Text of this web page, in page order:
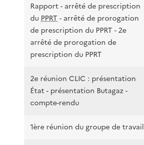
Rapport - arrêté de prescription
duPPRT- arrêté de prorogation
de prescription du PPRT - 2e
arrêté de prorogation de
prescription du PPRT
2e réunion CLIC : présentation
État - présentation Butagaz -
compte-rendu
1ère réunion du groupe de travail